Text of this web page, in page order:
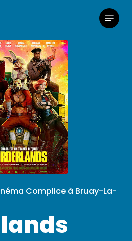
Menu
Complice à Bruay-La-